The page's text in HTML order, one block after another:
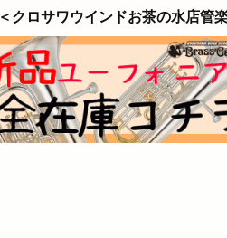
＜クロサワウインドお茶の水店